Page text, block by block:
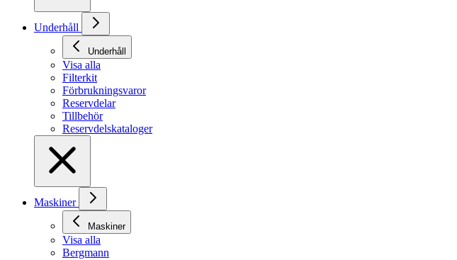
Underhåll
Underhåll
Visa alla
Filterkit
Förbrukningsvaror
Reservdelar
Tillbehör
Reservdelskataloger
Maskiner
Maskiner
Visa alla
Bergmann